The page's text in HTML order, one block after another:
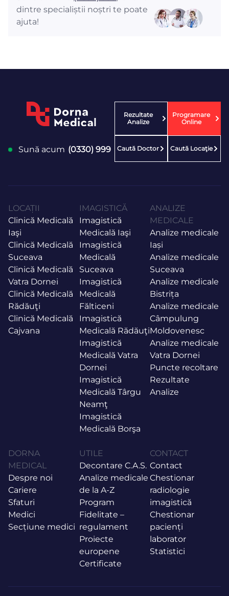
dintre specialiștii noștri te poate
ajuta!
Sună acum (0330) 999
Rezultate
Analize
Programare
Online
Caută Doctor Caută Locaţie
LOCAȚII
Clinică Medicală
Iaşi
Clinică Medicală
Suceava
Clinică Medicală
Vatra Dornei
Clinică Medicală
Rădăuţi
Clinică Medicală
Cajvana
IMAGISTICĂ
Imagistică
Medicală Iaşi
Imagistică
Medicală
Suceava
Imagistică
Medicală
Fălticeni
Imagistică
Medicală Rădăuţi
Imagistică
Medicală Vatra
Dornei
Imagistică
Medicală Târgu
Neamţ
Imagistică
Medicală Borşa
ANALIZE
MEDICALE
Analize medicale
Iași
Analize medicale
Suceava
Analize medicale
Bistrița
Analize medicale
Câmpulung
Moldovenesc
Analize medicale
Vatra Dornei
Puncte recoltare
Rezultate
Analize
DORNA
MEDICAL
Despre noi
Cariere
Sfaturi
Medici
Secțiune medici
UTILE
Decontare C.A.S.
Analize medicale
de la A-Z
Program
Fidelitate –
regulament
Proiecte
europene
Certificate
CONTACT
Contact
Chestionar
radiologie
imagistică
Chestionar
pacienți
laborator
Statistici